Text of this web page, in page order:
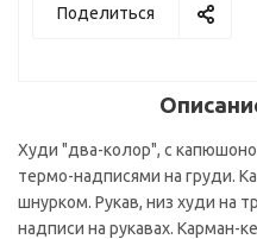
Поделиться
Худи "два-колор", с
термо-надписями на груди.
шнурком. Рукав, низ худи на
надписи на рукавах. Карман-